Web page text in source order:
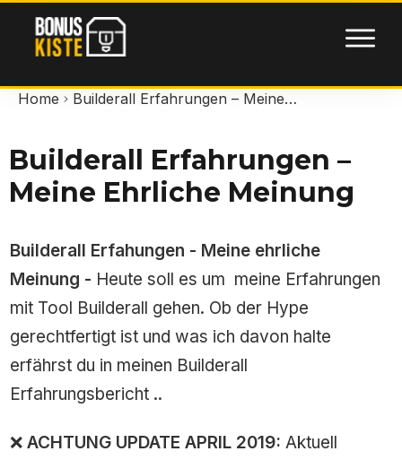
Home Builderall Erfahrungen – Meine ehrliche Meinung
Builderall Erfahrungen –
Meine Ehrliche Meinung
Builderall Erfahungen - Meine ehrliche
Meinung - Heute soll es um meine Erfahrungen
mit Tool Builderall gehen. Ob der Hype
gerechtfertigt ist und was ich davon halte
erfährst du in meinen Builderall
Erfahrungsbericht ..
❌ ACHTUNG UPDATE APRIL 2019: Aktuell